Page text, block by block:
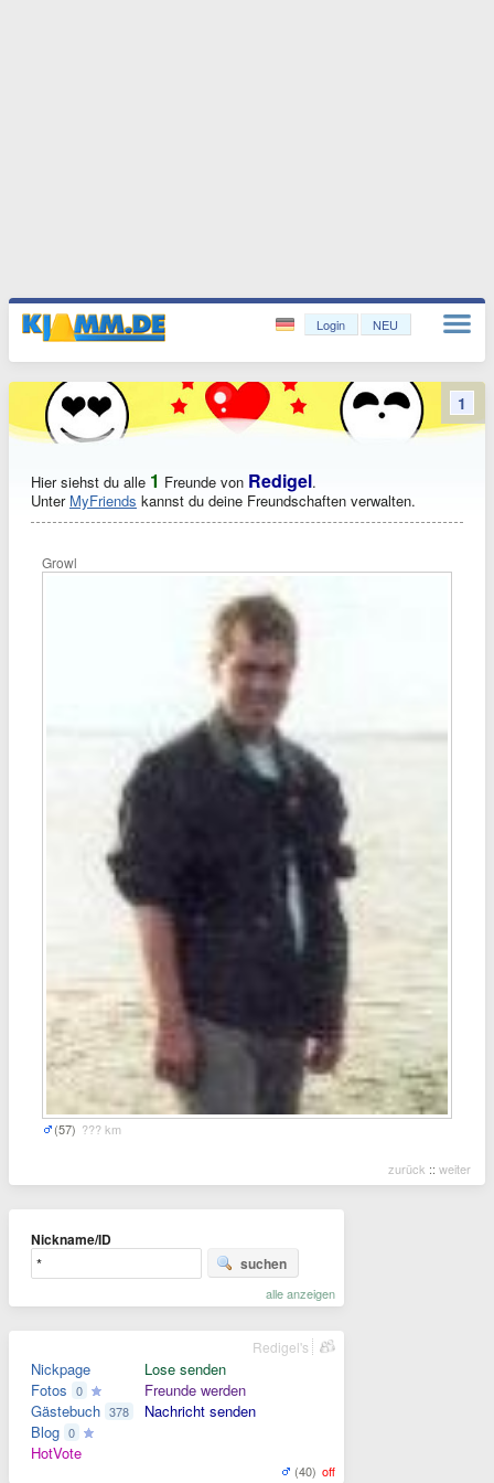
Login NEU
Hier siehst du alle 1 Freunde von Redigel.
Unter MyFriends kannst du deine Freundschaften verwalten.
Growl
(57) ??? km
zurück :: weiter
1
Nickname/ID
suchen
alle anzeigen
Nickpage
Fotos 0
Gästebuch 378
Blog 0
HotVote
Lose senden
Freunde werden
Nachricht senden
(40) off
Redigel's